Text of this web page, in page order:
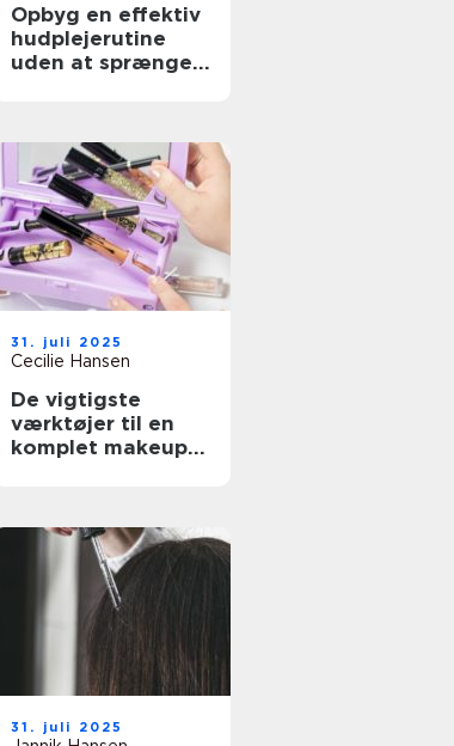
Opbyg en effektiv
hudplejerutine
uden at sprænge
31. juli 2025
Cecilie Hansen
De vigtigste
værktøjer til en
komplet makeup-
31. juli 2025